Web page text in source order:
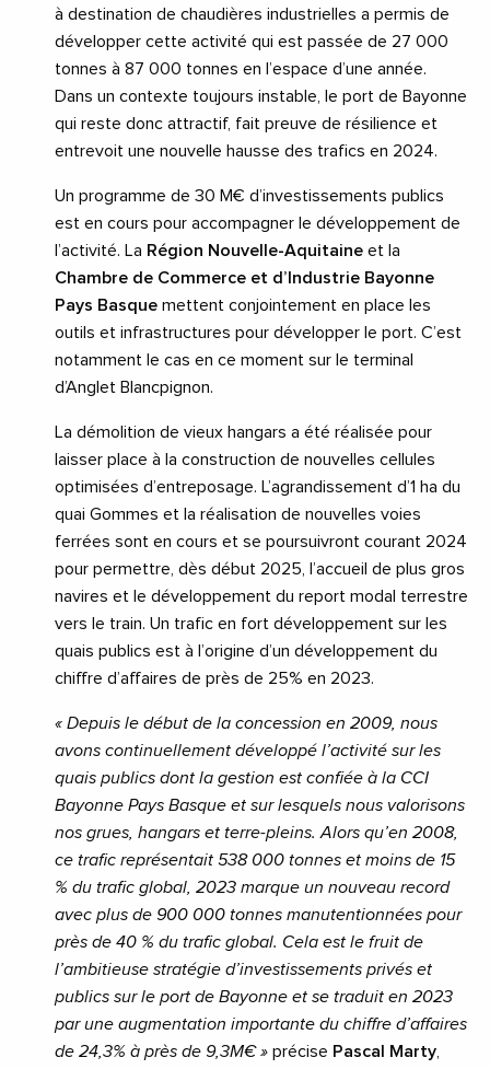
à destination de chaudières industrielles a permis de
développer cette activité qui est passée de 27 000
tonnes à 87 000 tonnes en l’espace d’une année.
Dans un contexte toujours instable, le port de Bayonne
qui reste donc attractif, fait preuve de résilience et
entrevoit une nouvelle hausse des trafics en 2024.
Un programme de 30 M€ d’investissements publics
est en cours pour accompagner le développement de
l’activité. La Région Nouvelle-Aquitaine et la
Chambre de Commerce et d’Industrie Bayonne
Pays Basque mettent conjointement en place les
outils et infrastructures pour développer le port. C’est
notamment le cas en ce moment sur le terminal
d’Anglet Blancpignon.
La démolition de vieux hangars a été réalisée pour
laisser place à la construction de nouvelles cellules
optimisées d’entreposage. L’agrandissement d’1 ha du
quai Gommes et la réalisation de nouvelles voies
ferrées sont en cours et se poursuivront courant 2024
pour permettre, dès début 2025, l’accueil de plus gros
navires et le développement du report modal terrestre
vers le train. Un trafic en fort développement sur les
quais publics est à l’origine d’un développement du
chiffre d’affaires de près de 25% en 2023.
« Depuis le début de la concession en 2009, nous
avons continuellement développé l’activité sur les
quais publics dont la gestion est confiée à la CCI
Bayonne Pays Basque et sur lesquels nous valorisons
nos grues, hangars et terre-pleins. Alors qu’en 2008,
ce trafic représentait 538 000 tonnes et moins de 15
% du trafic global, 2023 marque un nouveau record
avec plus de 900 000 tonnes manutentionnées pour
près de 40 % du trafic global. Cela est le fruit de
l’ambitieuse stratégie d’investissements privés et
publics sur le port de Bayonne et se traduit en 2023
par une augmentation importante du chiffre d’affaires
de 24,3% à près de 9,3M€ » précise Pascal Marty